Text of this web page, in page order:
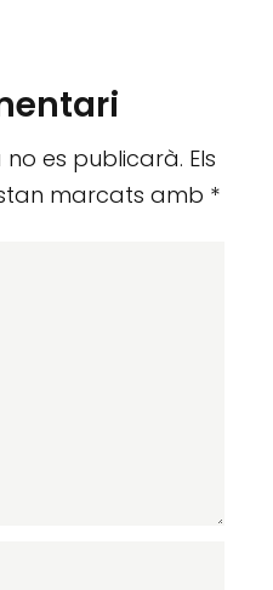
es publicarà. Els
marcats amb *